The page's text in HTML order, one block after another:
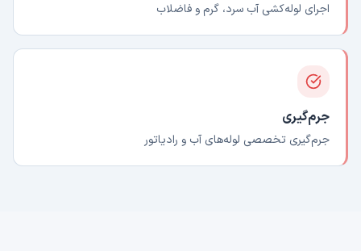
اجرای لوله‌کشی آب سرد، گرم و فاضلاب
جرم‌گیری
جرم‌گیری تخصصی لوله‌های آب و رادیاتور